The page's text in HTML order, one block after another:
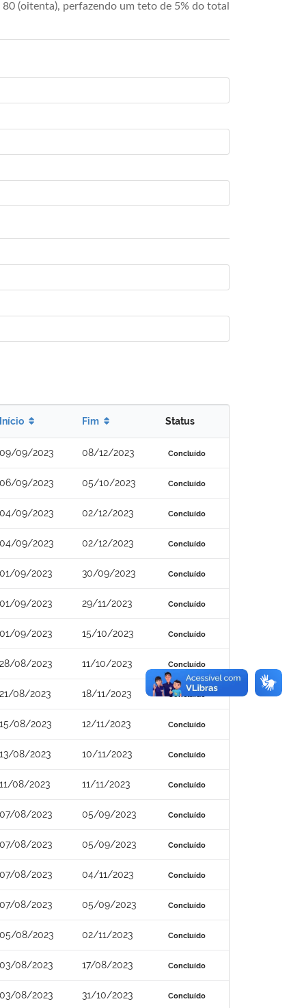
(oitenta), perfazendo um teto de 5% do total
Início Fim Status
09/09/2023 08/12/2023 Concluído
06/09/2023 05/10/2023 Concluído
04/09/2023 02/12/2023 Concluído
04/09/2023 02/12/2023 Concluído
01/09/2023 30/09/2023 Concluído
01/09/2023 29/11/2023 Concluído
01/09/2023 15/10/2023 Concluído
28/08/2023 11/10/2023 Concluído
21/08/2023 18/11/2023 Concluído
15/08/2023 12/11/2023 Concluído
13/08/2023 10/11/2023 Concluído
11/08/2023 11/11/2023 Concluído
07/08/2023 05/09/2023 Concluído
07/08/2023 05/09/2023 Concluído
07/08/2023 04/11/2023 Concluído
07/08/2023 05/09/2023 Concluído
05/08/2023 02/11/2023 Concluído
03/08/2023 17/08/2023 Concluído
03/08/2023 31/10/2023 Concluído